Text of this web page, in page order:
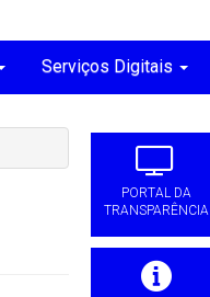
Serviços Digitais
PORTAL DA
TRANSPARÊNCIA